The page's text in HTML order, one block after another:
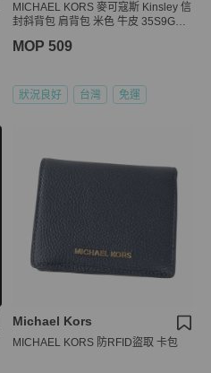
MICHAEL KORS 麥可寇斯 Kinsley 信
封斜背包 肩背包 米色 牛皮 35S9GYK
MOP 509
狀況良好 台灣 免運
Michael Kors
MICHAEL KORS 防RFID盜取 卡包